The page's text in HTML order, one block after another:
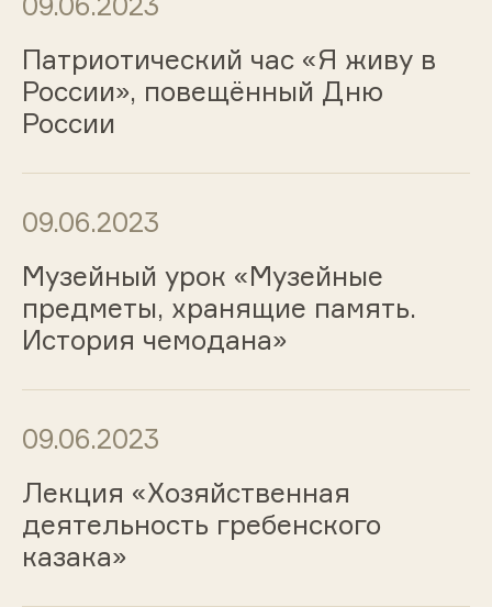
Патриотический час «Я живу в
России», повещённый Дню
России
09.06.2023
Музейный урок «Музейные
предметы, хранящие память.
История чемодана»
09.06.2023
Лекция «Хозяйственная
деятельность гребенского
казака»